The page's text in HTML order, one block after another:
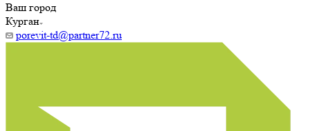
Ваш город
Курган
porevit-td@partner72.ru